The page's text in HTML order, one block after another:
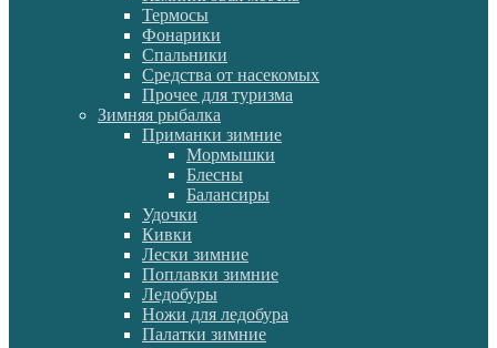
Термосы
Фонарики
Спальники
Средства от насекомых
Прочее для туризма
Зимняя рыбалка
Приманки зимние
Мормышки
Блесны
Балансиры
Удочки
Кивки
Лески зимние
Поплавки зимние
Ледобуры
Ножи для ледобура
Палатки зимние